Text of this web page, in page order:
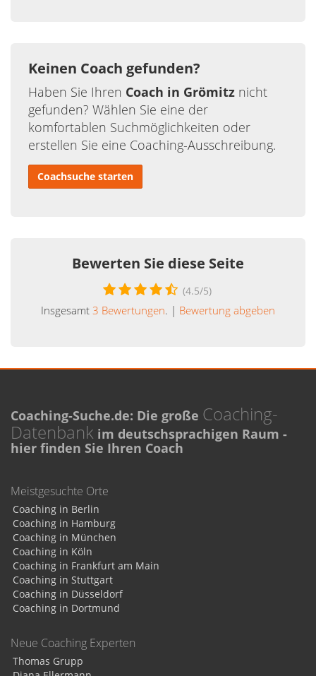
Keinen Coach gefunden?
Haben Sie Ihren Coach in Grömitz nicht
gefunden? Wählen Sie eine der
komfortablen Suchmöglichkeiten oder
erstellen Sie eine Coaching-Ausschreibung.
Coachsuche starten
Bewerten Sie diese Seite
(4.5/5)
Insgesamt 3 Bewertungen. | Bewertung abgeben
Coaching-Suche.de: Die große Coaching-
Datenbank im deutschsprachigen Raum -
hier finden Sie Ihren Coach
Meistgesuchte Orte
Coaching in Berlin
Coaching in Hamburg
Coaching in München
Coaching in Köln
Coaching in Frankfurt am Main
Coaching in Stuttgart
Coaching in Düsseldorf
Coaching in Dortmund
Neue Coaching Experten
Thomas Grupp
Diana Ellermann